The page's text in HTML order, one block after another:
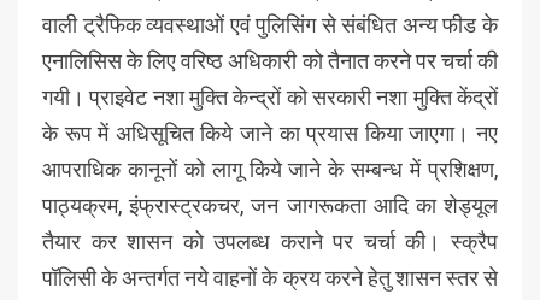
वाली ट्रैफिक व्यवस्थाओं एवं पुलिसिंग से संबंधित अन्य फीड के
एनालिसिस के लिए वरिष्ठ अधिकारी को तैनात करने पर चर्चा की
गयी। प्राइवेट नशा मुक्ति केन्द्रों को सरकारी नशा मुक्ति केंद्रों
के रूप में अधिसूचित किये जाने का प्रयास किया जाएगा। नए
आपराधिक कानूनों को लागू किये जाने के सम्बन्ध में प्रशिक्षण,
पाठ्यक्रम, इंफ्रास्ट्रकचर, जन जागरूकता आदि का शेड्यूल
तैयार कर शासन को उपलब्ध कराने पर चर्चा की। स्क्रैप
पॉलिसी के अन्तर्गत नये वाहनों के क्रय करने हेतु शासन स्तर से